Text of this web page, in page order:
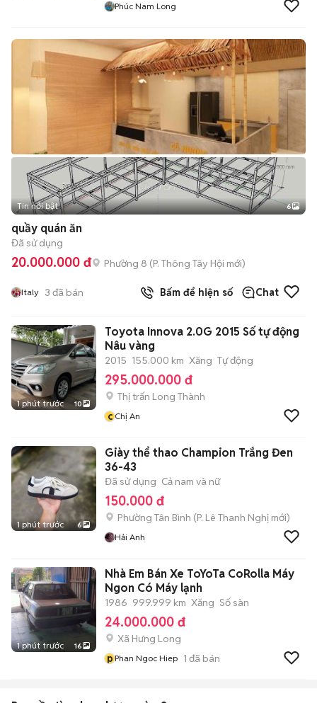
Phúc Nam Long
+2
Tin nổi bật 6
quầy quán ăn
Đã sử dụng
20.000.000 đ Phường 8 (P. Thông Tây Hội mới)
Italy 3 đã bán Bấm để hiện số Chat
1 phút trước 10
Toyota Innova 2.0G 2015 Số tự động
Nâu vàng
2015 155.000 km Xăng Tự động
295.000.000 đ
Thị trấn Long Thành
c Chị An
1 phút trước 6
Giày thể thao Champion Trắng Đen
36-43
Đã sử dụng Cả nam và nữ
150.000 đ
Phường Tân Bình (P. Lê Thanh Nghị mới)
Hải Anh
1 phút trước 16
Nhà Em Bán Xe ToYoTa CoRolla Máy
Ngon Có Máy lạnh
1986 999.999 km Xăng Số sàn
24.000.000 đ
Xã Hưng Long
pPhan Ngoc Hiep 1 đã bán